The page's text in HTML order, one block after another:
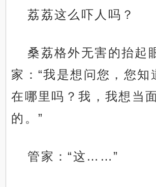
荔荔这么吓人吗？
桑荔格外无害的抬起
家：“我是想问您，您知
在哪里吗？我，我想当
的。”
管家：“这……”